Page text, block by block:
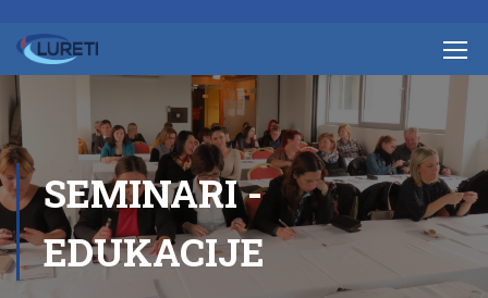
SEMINARI -
EDUKACIJE